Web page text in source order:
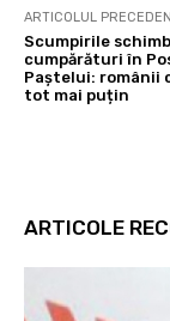
ARTICOLUL
Scumpirile
cumpărături în
Paștelui: românii
tot mai puțin
ARTICOLE